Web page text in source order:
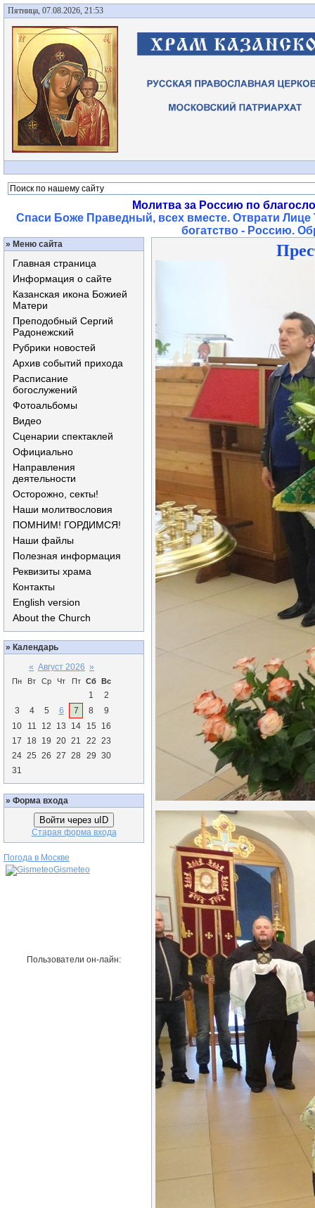
Пятница, 07.08.2026, 21:53
Молитва за Россию по
Спаси Боже Праведный, всех вместе. Отврати
богатство - Россию.
» Меню сайта
Главная страница
Информация о сайте
Казанская икона Божией
Матери
Преподобный Сергий
Радонежский
Рубрики новостей
Архив событий прихода
Расписание
богослужений
Фотоальбомы
Видео
Сценарии спектаклей
Официально
Направления
деятельности
Осторожно, секты!
Наши молитвословия
ПОМНИМ! ГОРДИМСЯ!
Наши файлы
Полезная информация
Реквизиты храма
Контакты
English version
About the Church
» Календарь
« Август 2026 »
Пн Вт Ср Чт Пт Сб Вс
1
2
3
4 5 6 7 8
9
10
11 12 13 14 15
16
17
18 19 20 21 22 23
24 25 26 27 28 29 30
31
» Форма входа
Войти через uID
Старая форма входа
Погода в Москве
Gismeteo
Пользователи он-лайн: